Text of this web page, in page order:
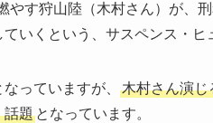
やす狩山陸（木村さん）が、
いくという、サスペンス・ヒ
っていますが、
木村さん演じ
話題 となっています。